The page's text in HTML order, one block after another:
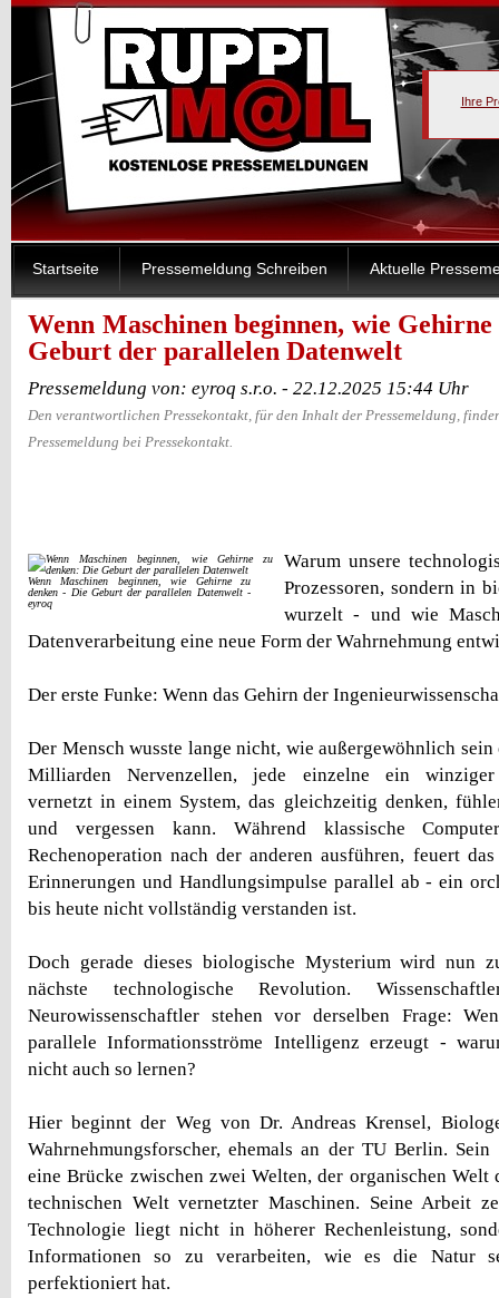
Ihre
Startseite Pressemeldung Schreiben Aktuelle
Wenn Maschinen beginnen, wie
Geburt der parallelen Datenwelt
Pressemeldung von: eyroq s.r.o. - 22.12.2025 15:44 Uhr
Den verantwortlichen Pressekontakt, für den Inhalt der Pressemeldung,
Pressemeldung bei Pressekontakt.
Wenn Maschinen beginnen, wie Gehirne zu
denken - Die Geburt der parallelen Datenwelt -
eyroq
Warum unsere
Prozessoren, sondern in
wurzelt - und wie
Datenverarbeitung eine neue Form der Wahrnehmung
Der erste Funke: Wenn das Gehirn der
Der Mensch wusste lange nicht, wie außergewöhnlich
Milliarden Nervenzellen, jede einzelne ein winziger
vernetzt in einem System, das gleichzeitig denken,
und vergessen kann. Während klassische
Rechenoperation nach der anderen ausführen, feuert
Erinnerungen und Handlungsimpulse parallel ab - ein
bis heute nicht vollständig verstanden ist.
Doch gerade dieses biologische Mysterium wird nun
nächste technologische Revolution.
Neurowissenschaftler stehen vor derselben Frage:
parallele Informationsströme Intelligenz erzeugt -
nicht auch so lernen?
Hier beginnt der Weg von Dr. Andreas Krensel,
Wahrnehmungsforscher, ehemals an der TU Berlin.
eine Brücke zwischen zwei Welten, der organischen Welt
technischen Welt vernetzter Maschinen. Seine Arbeit
Technologie liegt nicht in höherer Rechenleistung,
Informationen so zu verarbeiten, wie es die Natur
perfektioniert hat.